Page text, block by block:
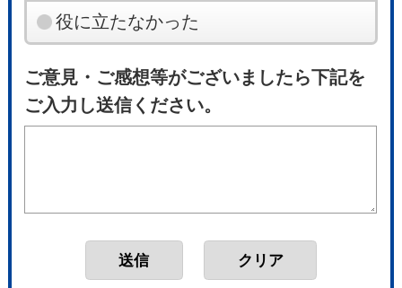
役に立たなかった
ご意見・ご感想等がございましたら下記を
ご入力し送信ください。